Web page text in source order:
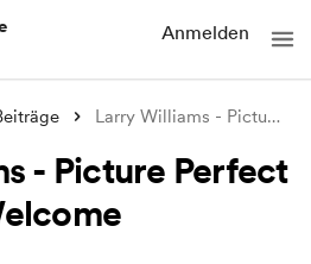
Anmelden
Larry Williams - Picture Perfect Trading
- Picture Perfect